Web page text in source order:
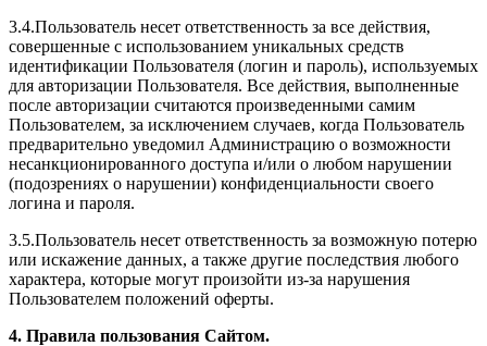
3.4.Пользователь несет ответственность за все действия,
совершенные с использованием уникальных средств
идентификации Пользователя (логин и пароль), используемых
для авторизации Пользователя. Все действия, выполненные
после авторизации считаются произведенными самим
Пользователем, за исключением случаев, когда Пользователь
предварительно уведомил Администрацию о возможности
несанкционированного доступа и/или о любом нарушении
(подозрениях о нарушении) конфиденциальности своего
логина и пароля.
3.5.Пользователь несет ответственность за возможную потерю
или искажение данных, а также другие последствия любого
характера, которые могут произойти из-за нарушения
Пользователем положений оферты.
4. Правила пользования Сайтом.